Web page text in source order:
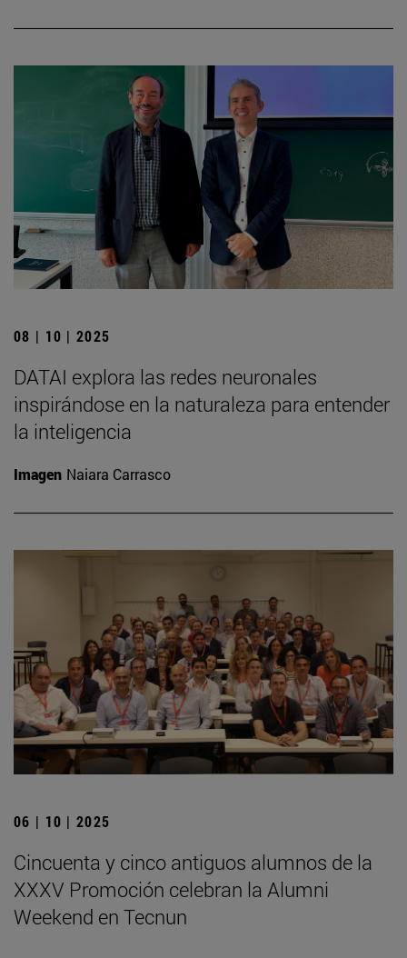
08 | 10 | 2025
DATAI explora las redes neuronales
inspirándose en la naturaleza para entender
la inteligencia
Imagen Naiara Carrasco
06 | 10 | 2025
Cincuenta y cinco antiguos alumnos de la
XXXV Promoción celebran la Alumni
Weekend en Tecnun